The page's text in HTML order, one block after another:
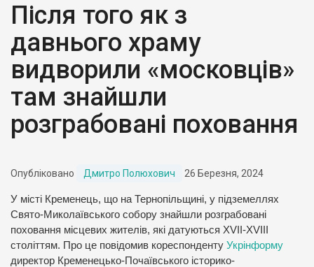
Після того як з
давнього храму
видворили «московців»
там знайшли
розграбовані поховання
Опубліковано Дмитро Полюхович 26 Березня, 2024
У місті Кременець, що на Тернопільщині, у підземеллях
Свято-Миколаївського собору знайшли розграбовані
поховання місцевих жителів, які датуються ХVІІ-XVIII
століттям. Про це повідомив кореспонденту Укрінформу
директор Кременецько-Почаївського історико-